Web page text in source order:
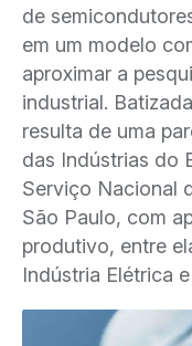
de
em um modelo
aproximar a
industrial.
resulta de uma
das Indústrias do
Serviço Nacional
São Paulo, com
produtivo, entre
Indústria Elétrica